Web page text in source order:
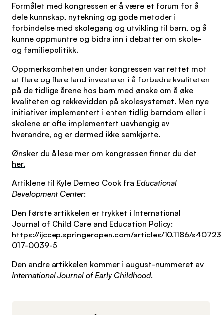
Formålet med kongressen er å være et forum for å
dele kunnskap, nytekning og gode metoder i
forbindelse med skolegang og utvikling til barn, og å
kunne oppmuntre og bidra inn i debatter om skole-
og familiepolitikk.
Oppmerksomheten under kongressen var rettet mot
at flere og flere land investerer i å forbedre kvaliteten
på de tidlige årene hos barn med ønske om å øke
kvaliteten og rekkevidden på skolesystemet. Men nye
initiativer implementert i enten tidlig barndom eller i
skolene er ofte implementert uavhengig av
hverandre, og er dermed ikke samkjørte.
Ønsker du å lese mer om kongressen finner du det
her.
Artiklene til Kyle Demeo Cook fra Educational
Development Center:
Den første artikkelen er trykket i International
Journal of Child Care and Education Policy:
https://ijccep.springeropen.com/articles/10.1186/
017-0039-5
Den andre artikkelen kommer i august-nummeret av
International Journal of Early Childhood.